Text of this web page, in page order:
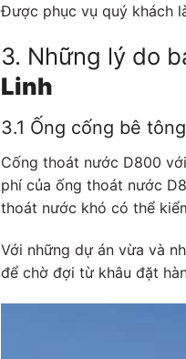
Được phục vụ quý khách
3. Những lý do
Linh
3.1 Ống cống bê
Cống thoát nước D800
phí của ống thoát nước
thoát nước khó có thể
Với những dự án vừa và
để chờ đợi từ khâu đặt